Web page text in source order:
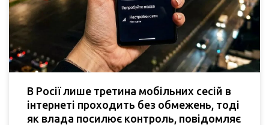
В Росії лише третина мобільних сесій в
інтернеті проходить без обмежень, тоді
як влада посилює контроль, повідомляє